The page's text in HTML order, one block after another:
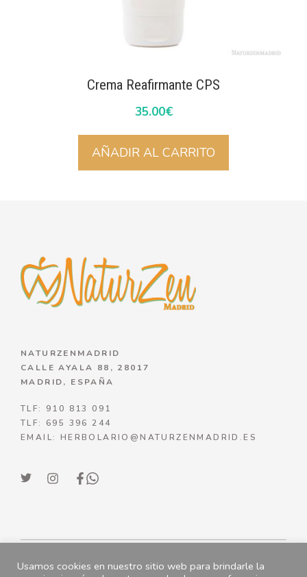
Crema Reafirmante CPS
35.00€
AÑADIR AL CARRITO
NATURZENMADRID
CALLE AYALA 88, 28017
MADRID, ESPAÑA
TLF: 910 813 091
TLF: 695 396 244
EMAIL: HERBOLARIO@NATURZENMADRID.ES
© NATURZENMADRID 2023
Usamos cookies en nuestro sitio web para brindarle la